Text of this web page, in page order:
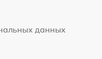
данных